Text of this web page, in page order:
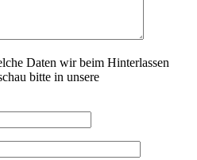
Daten wir beim Hinterlassen
bitte in unsere